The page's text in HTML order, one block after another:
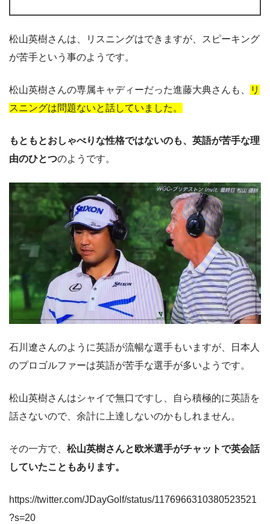
松山英樹さんは、リスニングはできますが、スピーキング
が苦手という事のようです。
松山英樹さんの専属キャディーだった進藤大典さんも、
リ
スニングは問題ないと話していました。
もともとおしゃべりな性格ではないのも、英語が苦手な理
由のひとつのようです。
石川遼さんのように英語が流暢な選手もいますが、日本人
のプロゴルファーは英語が苦手な選手が多いようです。
松山英樹さんはシャイで無口ですし、自ら積極的に英語を
話さないので、余計に上達しないのかもしれません。
その一方で、 松山英樹さんと欧米選手がチャットで英会話
していたこともあります。
https://twitter.com/JDayGolf/status/1176966310380523521
?s=20